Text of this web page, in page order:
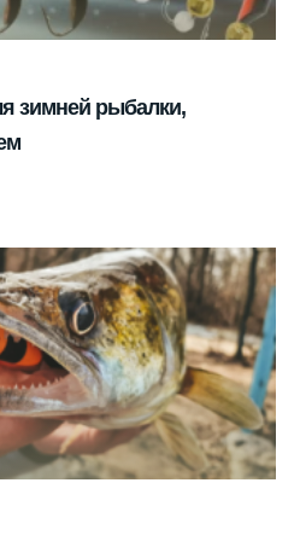
изменения
что делает его более
успешный клев, и это
лучшие дни для
и области.
и теперь всегда
рыба.
для любителей активной
точные прогнозы
зимней рыбалки,